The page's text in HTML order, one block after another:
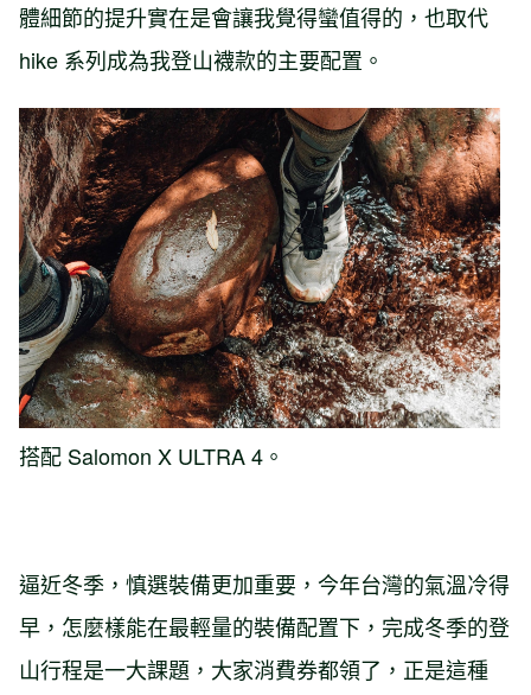
體細節的提升實在是會讓我覺得蠻值得的，也取代
hike 系列成為我登山襪款的主要配置。
搭配 Salomon X ULTRA 4。
逼近冬季，慎選裝備更加重要，今年台灣的氣溫冷得
早，怎麼樣能在最輕量的裝備配置下，完成冬季的登
山行程是一大課題，大家消費券都領了，正是這種